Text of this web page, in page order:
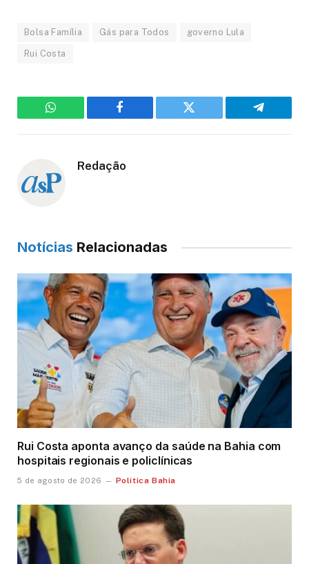
Bolsa Família Gás para Todos governo Lula
Rui Costa
WhatsApp Facebook Twitter Telegram
Redação
Notícias Relacionadas
Rui Costa aponta avanço da saúde na Bahia com
hospitais regionais e policlínicas
5 de agosto de 2026 Política Bahia